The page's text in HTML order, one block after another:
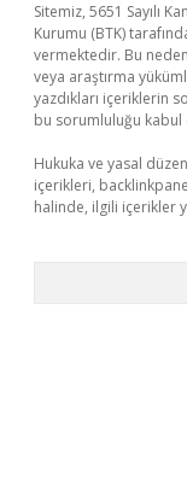
Sitemiz, 5651 Sayılı
Kurumu (BTK)
vermektedir. Bu
veya araştırma
yazdıkları içeriklerin
bu sorumluluğu kabul
Hukuka ve yasal
içerikleri,
halinde, ilgili içerikler